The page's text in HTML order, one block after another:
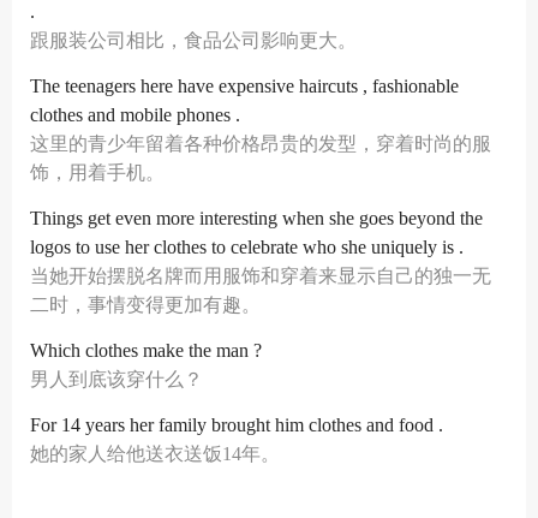
.
跟服装公司相比，食品公司影响更大。
The teenagers here have expensive haircuts , fashionable
clothes and mobile phones .
这里的青少年留着各种价格昂贵的发型，穿着时尚的服
饰，用着手机。
Things get even more interesting when she goes beyond the
logos to use her clothes to celebrate who she uniquely is .
当她开始摆脱名牌而用服饰和穿着来显示自己的独一无
二时，事情变得更加有趣。
Which clothes make the man ?
男人到底该穿什么？
For 14 years her family brought him clothes and food .
她的家人给他送衣送饭14年。